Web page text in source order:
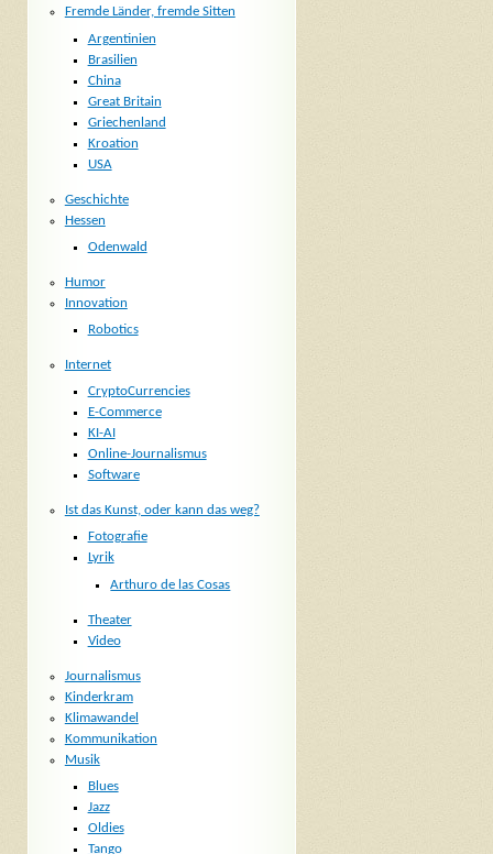
Fremde Länder, fremde Sitten
Argentinien
Brasilien
China
Great Britain
Griechenland
Kroation
USA
Geschichte
Hessen
Odenwald
Humor
Innovation
Robotics
Internet
CryptoCurrencies
E-Commerce
KI-AI
Online-Journalismus
Software
Ist das Kunst, oder kann das weg?
Fotografie
Lyrik
Arthuro de las Cosas
Theater
Video
Journalismus
Kinderkram
Klimawandel
Kommunikation
Musik
Blues
Jazz
Oldies
Tango